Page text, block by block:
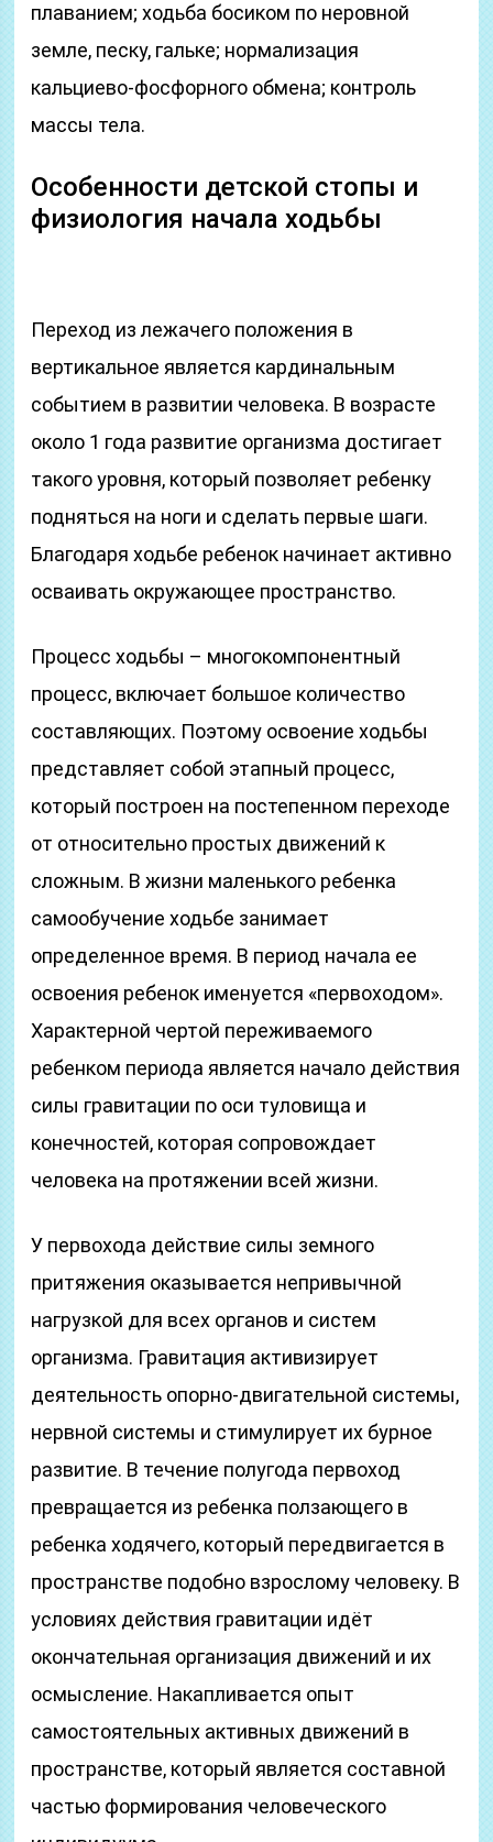
плаванием; ходьба босиком по неровной
земле, песку, гальке; нормализация
кальциево-фосфорного обмена; контроль
массы тела.
Особенности детской стопы и
физиология начала ходьбы
Переход из лежачего положения в
вертикальное является кардинальным
событием в развитии человека. В возрасте
около 1 года развитие организма достигает
такого уровня, который позволяет ребенку
подняться на ноги и сделать первые шаги.
Благодаря ходьбе ребенок начинает активно
осваивать окружающее пространство.
Процесс ходьбы – многокомпонентный
процесс, включает большое количество
составляющих. Поэтому освоение ходьбы
представляет собой этапный процесс,
который построен на постепенном переходе
от относительно простых движений к
сложным. В жизни маленького ребенка
самообучение ходьбе занимает
определенное время. В период начала ее
освоения ребенок именуется «первоходом».
Характерной чертой переживаемого
ребенком периода является начало действия
силы гравитации по оси туловища и
конечностей, которая сопровождает
человека на протяжении всей жизни.
У первохода действие силы земного
притяжения оказывается непривычной
нагрузкой для всех органов и систем
организма. Гравитация активизирует
деятельность опорно-двигательной системы,
нервной системы и стимулирует их бурное
развитие. В течение полугода первоход
превращается из ребенка ползающего в
ребенка ходячего, который передвигается в
пространстве подобно взрослому человеку. В
условиях действия гравитации идёт
окончательная организация движений и их
осмысление. Накапливается опыт
самостоятельных активных движений в
пространстве, который является составной
частью формирования человеческого